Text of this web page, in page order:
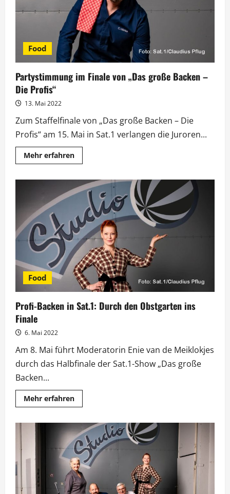
Food
Partystimmung im Finale von „Das große Backen –
Die Profis“
13. Mai 2022
Zum Staffelfinale von „Das große Backen – Die
Profis“ am 15. Mai in Sat.1 verlangen die Juroren...
Mehr erfahrenMehr
Informationen
im
Finale
von
„Das
große
Backen
–
Die
Profis“
Food
Profi-Backen in Sat.1: Durch den Obstgarten ins
Finale
6. Mai 2022
Am 8. Mai führt Moderatorin Enie van de Meiklokjes
durch das Halbfinale der Sat.1-Show „Das große
Backen...
Mehr erfahrenMehr
Informationen
Backen
in
Sat.1:
Durch
den
Obstgarten
ins
Finale